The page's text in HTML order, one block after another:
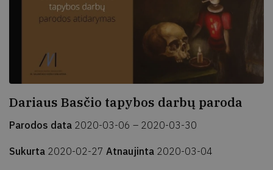
Dariaus Basčio tapybos darbų paroda
Parodos data 2020-03-06 – 2020-03-30
Sukurta 2020-02-27 Atnaujinta 2020-03-04